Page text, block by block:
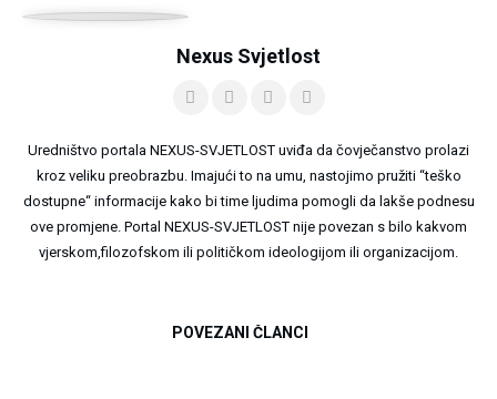
Nexus Svjetlost
Uredništvo portala NEXUS-SVJETLOST uviđa da čovječanstvo prolazi
kroz veliku preobrazbu. Imajući to na umu, nastojimo pružiti “teško
dostupne“ informacije kako bi time ljudima pomogli da lakše podnesu
ove promjene. Portal NEXUS-SVJETLOST nije povezan s bilo kakvom
vjerskom,filozofskom ili političkom ideologijom ili organizacijom.
POVEZANI ČLANCI